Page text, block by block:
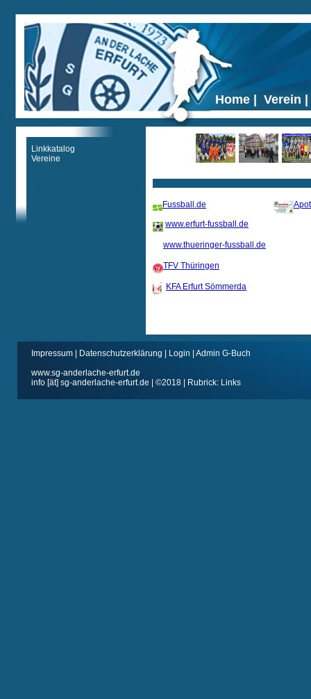
Home Verein
Linkkatalog
Vereine
Fussball.de
www.erfurt-fussball.de
www.thueringer-fussball.de
TFV Thüringen
KFA Erfurt Sömmerda
Impressum Datenschutzerklärung Login
Admin G-Buch
www.sg-anderlache-erfurt.de
info [ät] sg-anderlache-erfurt.de | ©2018 | Rubrick: Links